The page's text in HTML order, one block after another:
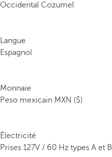
Occidental Cozumel
Langue
Espagnol
Monnaie
Peso mexicain MXN ($)
Électricité
Prises 127V / 60 Hz types A et B